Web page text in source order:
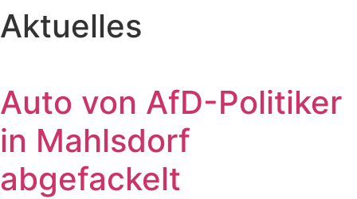
Aktuelles
Auto von AfD-Politiker
in Mahlsdorf
abgefackelt